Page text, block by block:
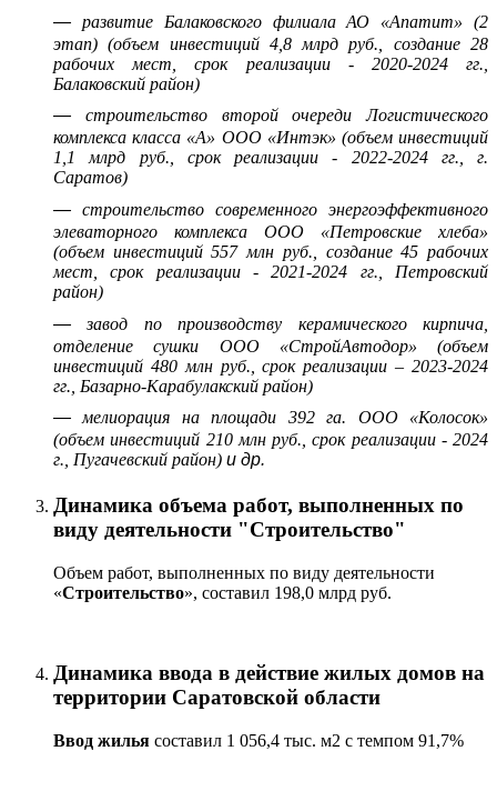
— развитие Балаковского филиала АО «Апатит» (2
этап) (объем инвестиций 4,8 млрд руб., создание 28
рабочих мест, срок реализации - 2020-2024 гг.,
Балаковский район)
— строительство второй очереди Логистического
комплекса класса «А» ООО «Интэк» (объем инвестиций
1,1 млрд руб., срок реализации - 2022-2024 гг., г.
Саратов)
— строительство современного энергоэффективного
элеваторного комплекса ООО «Петровские хлеба»
(объем инвестиций 557 млн руб., создание 45 рабочих
мест, срок реализации - 2021-2024 гг., Петровский
район)
—завод по производству керамического кирпича,
отделение сушки ООО «СтройАвтодор» (объем
инвестиций 480 млн руб., срок реализации – 2023-2024
гг., Базарно-Карабулакский район)
— мелиорация на площади 392 га. ООО «Колосок»
(объем инвестиций 210 млн руб., срок реализации - 2024
г., Пугачевский район) и др.
Динамика объема работ, выполненных по
виду деятельности "Строительство"
Объем работ, выполненных по виду деятельности
«Строительство», составил 198,0 млрд руб.
Динамика ввода в действие жилых домов на
территории Саратовской области
Ввод жилья составил 1 056,4 тыс. м2 с темпом 91,7%